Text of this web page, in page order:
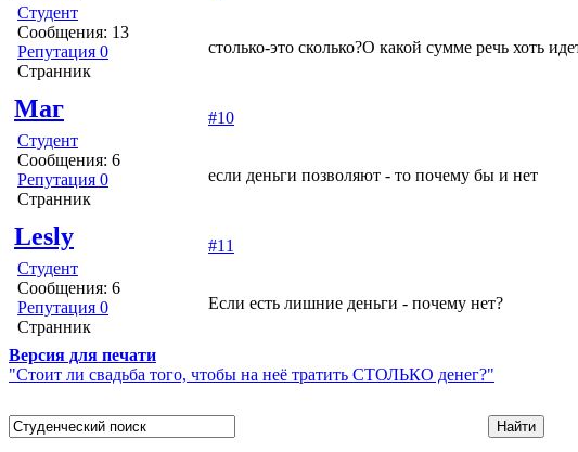
Студент
Сообщения: 13
Репутация 0
Странник
столько-это сколько?О какой сумме речь хоть
Маг
Студент
Сообщения: 6
Репутация 0
Странник
#10
если деньги позволяют - то почему бы и нет
Lesly
Студент
Сообщения: 6
Репутация 0
Странник
#11
Если есть лишние деньги - почему нет?
Версия для печати
"Стоит ли свадьба того, чтобы на неё тратить СТОЛЬКО денег?"